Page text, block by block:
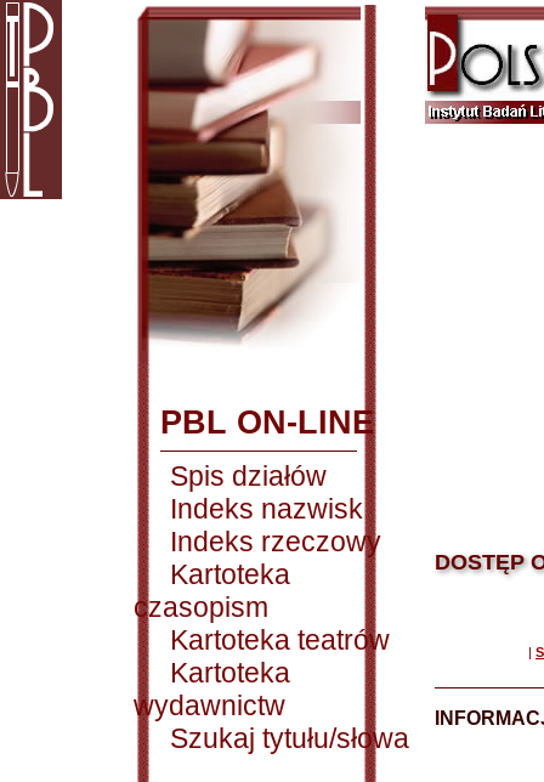
PBL ON-LINE
Spis działów
Indeks nazwisk
Indeks rzeczowy
Kartoteka
czasopism
Kartoteka teatrów
Kartoteka
wydawnictw
Szukaj tytułu/słowa
DOSTĘP
|